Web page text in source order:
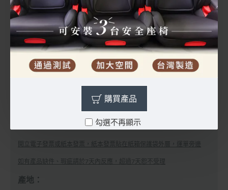
購買產品
勾選不再顯示
贈一對導軌器、安裝說明書(置於布套後面收納袋)
鋼骨結構，強度加強，安全性提升
可拆卸杯架，可放置水杯、玩具真方便
臀部加裝PU吸震泡棉墊
10段頭靠與肩帶高度調整
布套可拆洗，布料通過歐盟REACH無毒檢測、塑料通
過國家CNS4797無毒檢測
開立電子發票或紙本發票，紙本發票貼在紙箱保護袋外層，運單旁邊
如有產品缺件、瑕疵請於7天內反應，超過7天恕不受理
產地：